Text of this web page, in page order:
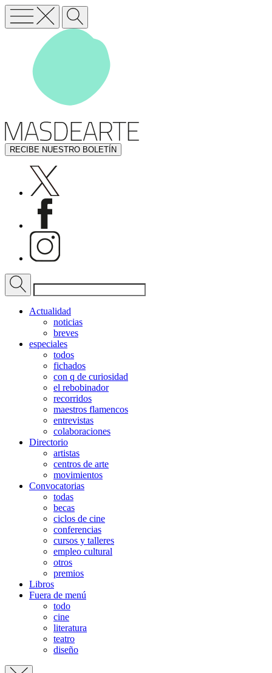
RECIBE NUESTRO BOLETÍN
Actualidad
noticias
breves
especiales
todos
fichados
con q de curiosidad
el rebobinador
recorridos
maestros flamencos
entrevistas
colaboraciones
Directorio
artistas
centros de arte
movimientos
Convocatorias
todas
becas
ciclos de cine
conferencias
cursos y talleres
empleo cultural
otros
premios
Libros
Fuera de menú
todo
cine
literatura
teatro
diseño